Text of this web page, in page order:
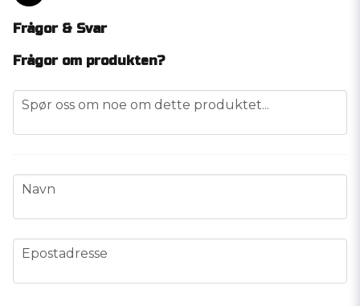
Frågor & Svar
Frågor om produkten?
question
Spør oss om noe om dette produktet...
name
Navn
email
Epostadresse